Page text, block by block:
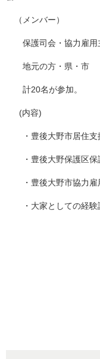
（メンバー）
保護司会・協力雇用
地元の方・県・市
計20名が参加。
(内容)
・豊後大野市居住支
・豊後大野保護区保
・豊後大野市協力雇
・大家としての経験